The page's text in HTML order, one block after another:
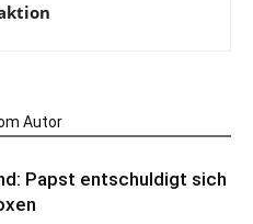
Autor
Papst entschuldigt sich